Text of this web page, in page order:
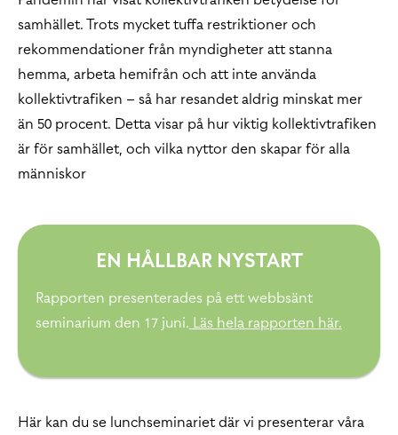
samhället. Trots mycket tuffa restriktioner och
rekommendationer från myndigheter att stanna
hemma, arbeta hemifrån och att inte använda
kollektivtrafiken – så har resandet aldrig minskat mer
än 50 procent. Detta visar på hur viktig kollektivtrafiken
är för samhället, och vilka nyttor den skapar för alla
människor
EN HÅLLBAR NYSTART
Rapporten presenterades på ett webbsänt
seminarium den 17 juni. Läs hela rapporten här.
Här kan du se lunchseminariet där vi presenterar våra